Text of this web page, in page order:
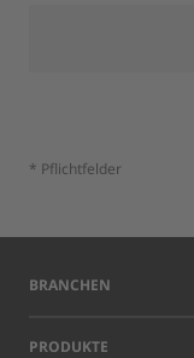
* Pflichtfelder
BRANCHEN
PRODUKTE